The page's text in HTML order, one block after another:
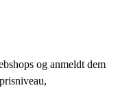
og anmeldt dem